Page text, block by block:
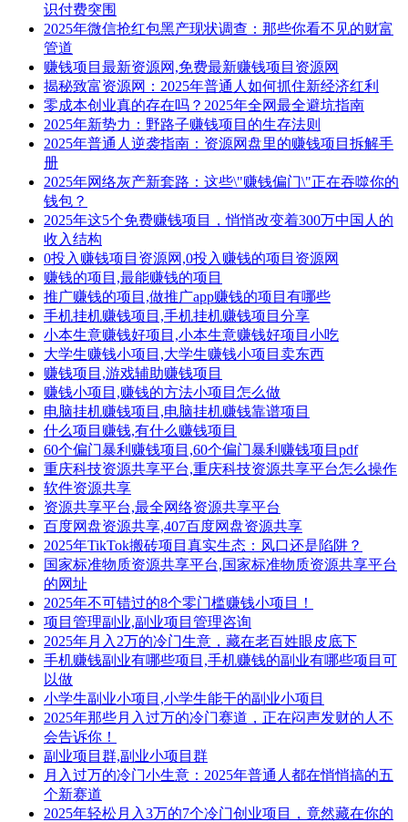
识付费突围
2025年微信抢红包黑产现状调查：那些你看不见的财富
管道
赚钱项目最新资源网,免费最新赚钱项目资源网
揭秘致富资源网：2025年普通人如何抓住新经济红利
零成本创业真的存在吗？2025年全网最全避坑指南
2025年新势力：野路子赚钱项目的生存法则
2025年普通人逆袭指南：资源网盘里的赚钱项目拆解手
册
2025年网络灰产新套路：这些\"赚钱偏门\"正在吞噬你的
钱包？
2025年这5个免费赚钱项目，悄悄改变着300万中国人的
收入结构
0投入赚钱项目资源网,0投入赚钱的项目资源网
赚钱的项目,最能赚钱的项目
推广赚钱的项目,做推广app赚钱的项目有哪些
手机挂机赚钱项目,手机挂机赚钱项目分享
小本生意赚钱好项目,小本生意赚钱好项目小吃
大学生赚钱小项目,大学生赚钱小项目卖东西
赚钱项目,游戏辅助赚钱项目
赚钱小项目,赚钱的方法小项目怎么做
电脑挂机赚钱项目,电脑挂机赚钱靠谱项目
什么项目赚钱,有什么赚钱项目
60个偏门暴利赚钱项目,60个偏门暴利赚钱项目pdf
重庆科技资源共享平台,重庆科技资源共享平台怎么操作
软件资源共享
资源共享平台,最全网络资源共享平台
百度网盘资源共享,407百度网盘资源共享
2025年TikTok搬砖项目真实生态：风口还是陷阱？
国家标准物质资源共享平台,国家标准物质资源共享平台
的网址
2025年不可错过的8个零门槛赚钱小项目！
项目管理副业,副业项目管理咨询
2025年月入2万的冷门生意，藏在老百姓眼皮底下
手机赚钱副业有哪些项目,手机赚钱的副业有哪些项目可
以做
小学生副业小项目,小学生能干的副业小项目
2025年那些月入过万的冷门赛道，正在闷声发财的人不
会告诉你！
副业项目群,副业小项目群
月入过万的冷门小生意：2025年普通人都在悄悄搞的五
个新赛道
2025年轻松月入3万的7个冷门创业项目，竟然藏在你的